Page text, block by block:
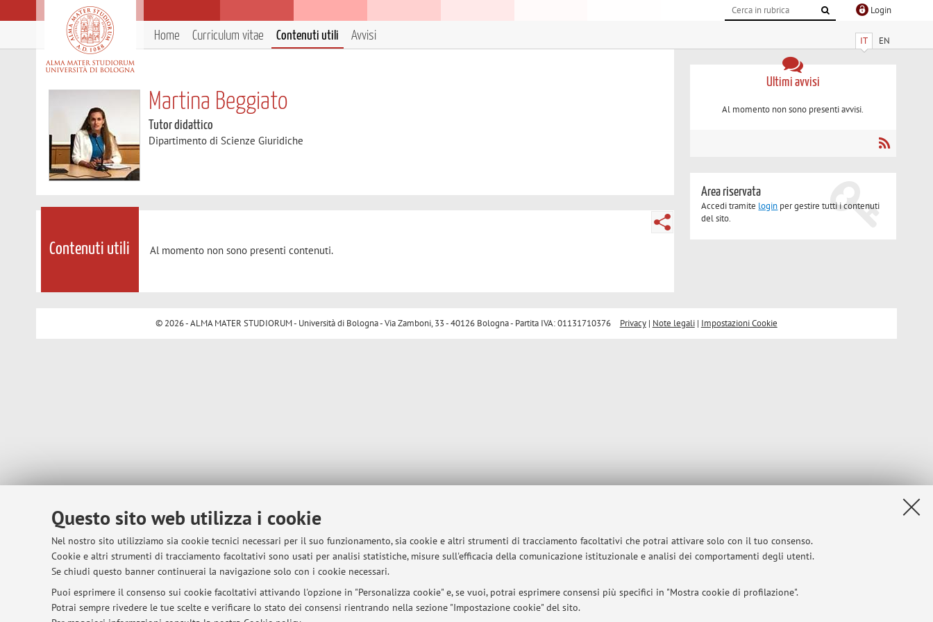
Questo sito web utilizza i cookie
Nel nostro sito utilizziamo sia cookie tecnici necessari per il suo funzionamento, sia cookie e altri strumenti di tracciamento facoltativi che potrai attivare solo con il tuo consenso.
Cookie e altri strumenti di tracciamento facoltativi sono usati per analisi statistiche, misure sull'efficacia della comunicazione istituzionale e analisi dei comportamenti degli utenti.
Se chiudi questo banner continuerai la navigazione solo con i cookie necessari.
Puoi esprimere il consenso sui cookie facoltativi attivando l'opzione in "Personalizza cookie" e, se vuoi, potrai esprimere consensi più specifici in "Mostra cookie di profilazione".
Potrai sempre rivedere le tue scelte e verificare lo stato dei consensi rientrando nella sezione "Impostazione cookie" del sito.
Login
IT EN
Home Curriculum vitae Contenuti utili Avvisi
Martina Beggiato
Tutor didattico
Dipartimento di Scienze Giuridiche
Contenuti utili Al momento non sono presenti contenuti.
Ultimi avvisi
Al momento non sono presenti avvisi.
Area riservata
Accedi tramite login per gestire tutti i contenuti
del sito.
© 2026 - ALMA MATER STUDIORUM - Università di Bologna - Via Zamboni, 33 - 40126 Bologna - Partita IVA: 01131710376 Privacy| Note legali| Impostazioni Cookie